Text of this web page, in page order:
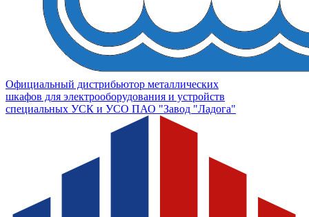
Официальный дистрибьютор металлических
шкафов для электрооборудования и устройств
специальных УСК и УСО ПАО "Завод "Ладога"